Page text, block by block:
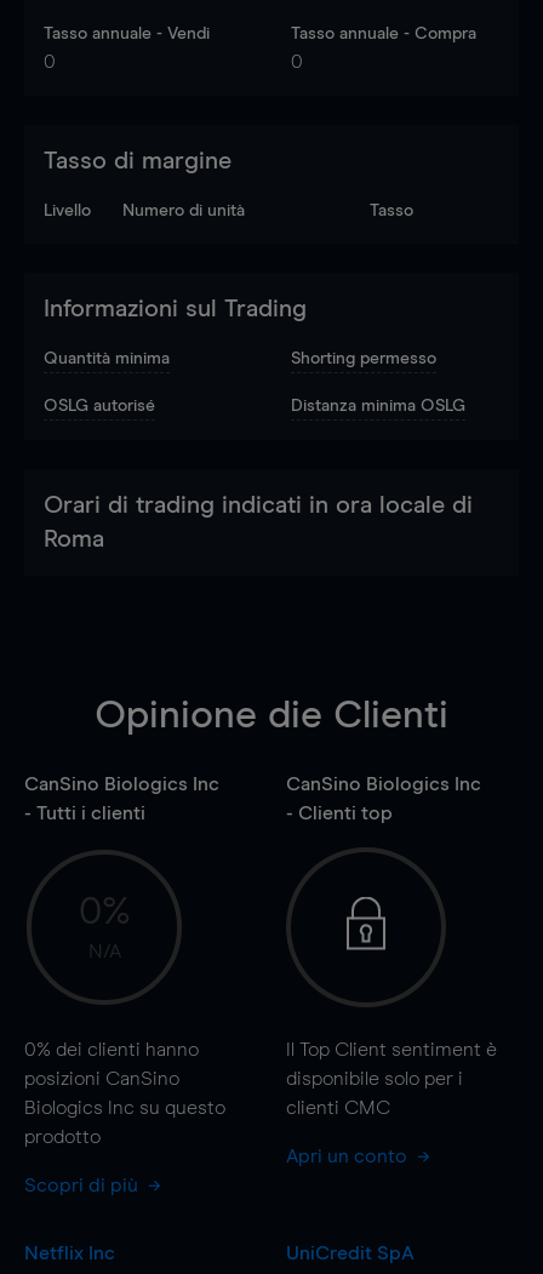
Tasso annuale - Vendi
0
Tasso annuale - Compra
0
Tasso di margine
Livello Numero di unità Tasso
Informazioni sul Trading
Quantità minima Shorting permesso
OSLG autorisé Distanza minima OSLG
Orari di trading indicati in ora locale di
Roma
Opinione die Clienti
CanSino Biologics Inc
- Tutti i clienti
0%
N/A
0% dei clienti hanno
posizioni CanSino
Biologics Inc su questo
prodotto
Scopri di più
CanSino Biologics Inc
- Clienti top
Il Top Client sentiment è
disponibile solo per i
clienti CMC
Apri un conto
Netflix Inc
UniCredit SpA